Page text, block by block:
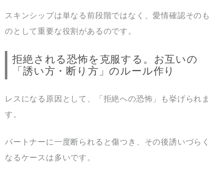
スキンシップは単なる前段階ではなく、愛情確認そのも
のとして重要な役割があるのです。
拒絶される恐怖を克服する。お互いの
「誘い方・断り方」のルール作り
レスになる原因として、「拒絶への恐怖」も挙げられま
す。
パートナーに一度断られると傷つき、その後誘いづらく
なるケースは多いです。